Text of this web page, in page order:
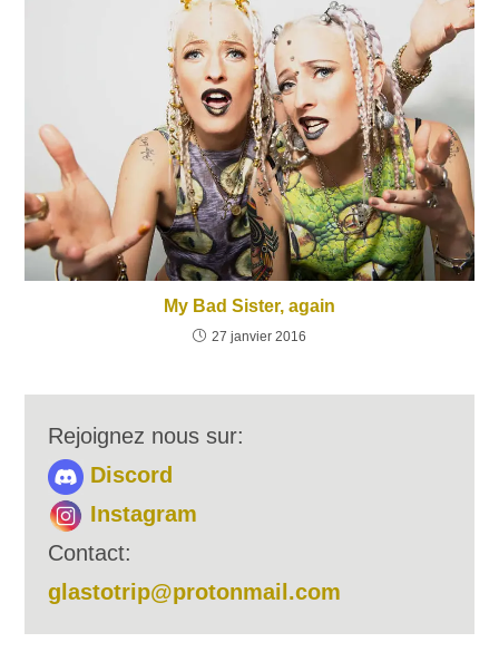
My Bad Sister, again
27 janvier 2016
Rejoignez nous sur:
Discord
Instagram
Contact:
glastotrip@protonmail.com